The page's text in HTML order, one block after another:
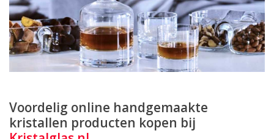
Voordelig online handgemaakte
kristallen producten kopen bij